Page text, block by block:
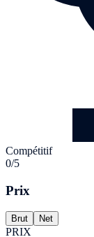
Compétitif
0/5
Prix
Brut Net
PRIX